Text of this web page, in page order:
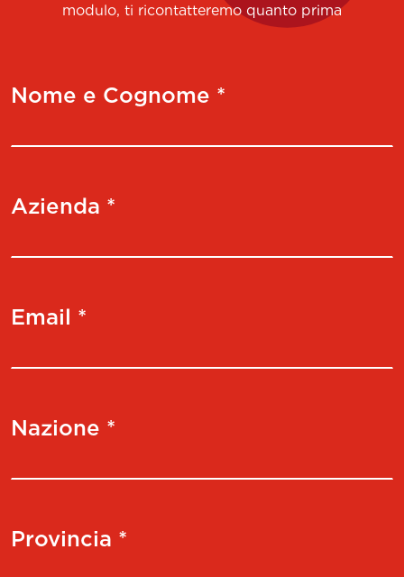
modulo, ti ricontatteremo quanto prima
Nome e Cognome *
Azienda *
Email *
Nazione *
Provincia *